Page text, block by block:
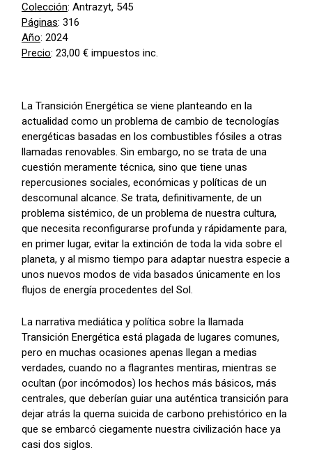
Colección: Antrazyt, 545
Páginas: 316
Año: 2024
Precio: 23,00 € impuestos inc.
La Transición Energética se viene planteando en la
actualidad como un problema de cambio de tecnologías
energéticas basadas en los combustibles fósiles a otras
llamadas renovables. Sin embargo, no se trata de una
cuestión meramente técnica, sino que tiene unas
repercusiones sociales, económicas y políticas de un
descomunal alcance. Se trata, definitivamente, de un
problema sistémico, de un problema de nuestra cultura,
que necesita reconfigurarse profunda y rápidamente para,
en primer lugar, evitar la extinción de toda la vida sobre el
planeta, y al mismo tiempo para adaptar nuestra especie a
unos nuevos modos de vida basados únicamente en los
flujos de energía procedentes del Sol.
La narrativa mediática y política sobre la llamada
Transición Energética está plagada de lugares comunes,
pero en muchas ocasiones apenas llegan a medias
verdades, cuando no a flagrantes mentiras, mientras se
ocultan (por incómodos) los hechos más básicos, más
centrales, que deberían guiar una auténtica transición para
dejar atrás la quema suicida de carbono prehistórico en la
que se embarcó ciegamente nuestra civilización hace ya
casi dos siglos.